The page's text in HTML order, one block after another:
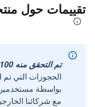
تقييمات حول
تم التحقق منه 100%
الحجوزات التي تم
مع شركائنا